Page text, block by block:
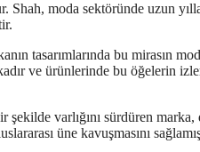
Shah, moda sektöründe uzun
tasarımlarında bu mirasın
ve ürünlerinde bu öğelerin
şekilde varlığını sürdüren marka,
üne kavuşmasını